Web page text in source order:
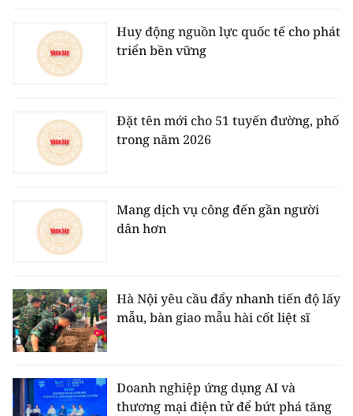
Huy động nguồn lực quốc tế cho phát
triển bền vững
Đặt tên mới cho 51 tuyến đường, phố
trong năm 2026
Mang dịch vụ công đến gần người
dân hơn
Hà Nội yêu cầu đẩy nhanh tiến độ lấy
mẫu, bàn giao mẫu hài cốt liệt sĩ
Doanh nghiệp ứng dụng AI và
thương mại điện tử để bứt phá tăng